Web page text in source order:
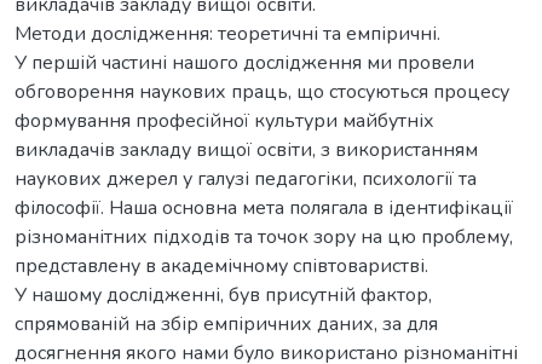
Методи дослідження: теоретичні та емпіричні.
У першій частині нашого дослідження ми провели
обговорення наукових праць, що стосуються процесу
формування професійної культури майбутніх
викладачів закладу вищої освіти, з використанням
наукових джерел у галузі педагогіки, психології та
філософії. Наша основна мета полягала в ідентифікації
різноманітних підходів та точок зору на цю проблему,
представлену в академічному співтоваристві.
У нашому дослідженні, був присутній фактор,
спрямованій на збір емпіричних даних, за для
досягнення якого нами було використано різноманітні